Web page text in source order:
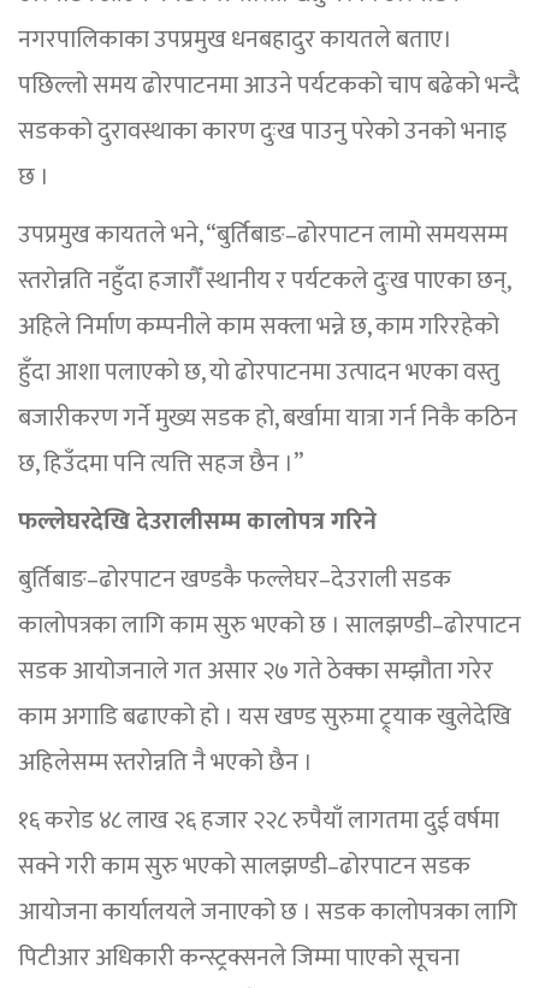
नगरपालिकाका उपप्रमुख धनबहादुर कायतले बताए।
पछिल्लो समय ढोरपाटनमा आउने पर्यटकको चाप बढेको भन्दै
सडकको दुरावस्थाका कारण दुःख पाउनु परेको उनको भनाइ
छ ।
उपप्रमुख कायतले भने, “बुर्तिबाङ–ढोरपाटन लामो समयसम्म
स्तरोन्नति नहुँदा हजारौँ स्थानीय र पर्यटकले दुःख पाएका छन्,
अहिले निर्माण कम्पनीले काम सक्ला भन्ने छ, काम गरिरहेको
हुँदा आशा पलाएको छ, यो ढोरपाटनमा उत्पादन भएका वस्तु
बजारीकरण गर्ने मुख्य सडक हो, बर्खामा यात्रा गर्न निकै कठिन
छ, हिउँदमा पनि त्यत्ति सहज छैन ।”
फल्लेघरदेखि देउरालीसम्म कालोपत्र गरिने
बुर्तिबाङ–ढोरपाटन खण्डकै फल्लेघर–देउराली सडक
कालोपत्रका लागि काम सुरु भएको छ । सालझण्डी–ढोरपाटन
सडक आयोजनाले गत असार २७ गते ठेक्का सम्झौता गरेर
काम अगाडि बढाएको हो । यस खण्ड सुरुमा ट्र्याक खुलेदेखि
अहिलेसम्म स्तरोन्नति नै भएको छैन ।
१६ करोड ४८ लाख २६ हजार २२८ रुपैयाँ लागतमा दुई वर्षमा
सक्ने गरी काम सुरु भएको सालझण्डी–ढोरपाटन सडक
आयोजना कार्यालयले जनाएको छ । सडक कालोपत्रका लागि
पिटीआर अधिकारी कन्स्ट्रक्सनले जिम्मा पाएको सूचना